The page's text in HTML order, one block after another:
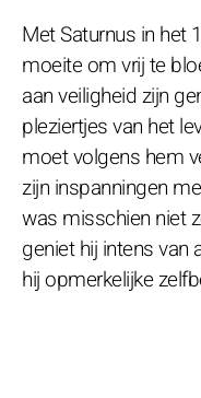
Met Saturnus in het
moeite om vrij te
aan veiligheid zijn
pleziertjes van het
moet volgens hem
zijn inspanningen
was misschien niet
geniet hij intens van
hij opmerkelijke